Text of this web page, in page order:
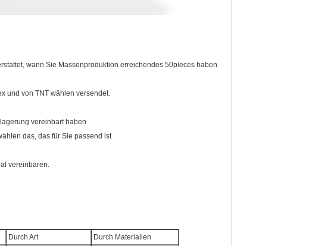
wann Sie Massenproduktion erreichendes 50pieces haben
und von TNT wählen versendet.
vereinbart haben
das, das für Sie passend ist
vereinbaren.
Durch Art
Durch Materialien